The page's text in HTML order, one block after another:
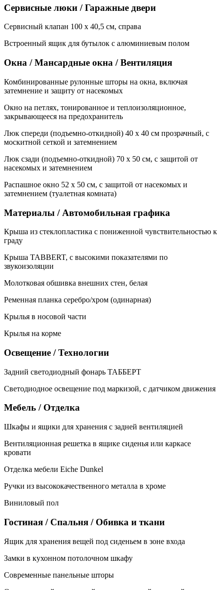
Сервисные люки / Гаражные двери
Сервисный клапан 100 х 40,5 см, справа
Встроенный ящик для бутылок с алюминиевым полом
Окна / Мансардные окна / Вентиляция
Комбинированные рулонные шторы на окна, включая
затемнение и защиту от насекомых
Окно на петлях, тонированное и теплоизоляционное,
закрывающееся на предохранитель
Люк спереди (подъемно-откидной) 40 х 40 см прозрачный, с
москитной сеткой и затемнением
Люк сзади (подъемно-откидной) 70 x 50 см, с защитой от
насекомых и затемнением
Распашное окно 52 х 50 см, с защитой от насекомых и
затемнением (туалетная комната)
Материалы / Автомобильная графика
Крыша из стеклопластика с пониженной чувствительностью к
граду
Крыша TABBERT, с высокими показателями по
звукоизоляции
Молотковая обшивка внешних стен, белая
Ременная планка серебро/хром (одинарная)
Крылья в носовой части
Крылья на корме
Освещение / Технологии
Задний светодиодный фонарь ТАББЕРТ
Светодиодное освещение под маркизой, с датчиком движения
Мебель / Отделка
Шкафы и ящики для хранения с задней вентиляцией
Вентиляционная решетка в ящике сиденья или каркасе
кровати
Отделка мебели Eiche Dunkel
Ручки из высококачественного металла в хроме
Виниловый пол
Гостиная / Спальня / Обивка и ткани
Ящик для хранения вещей под сиденьем в зоне входа
Замки в кухонном потолочном шкафу
Современные панельные шторы